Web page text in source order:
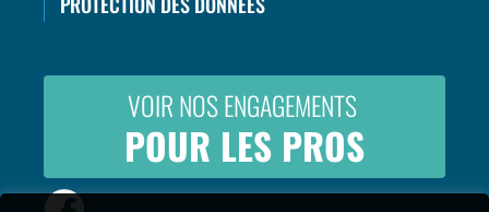
VOIR NOS ENGAGEMENTS
POUR LES PROS